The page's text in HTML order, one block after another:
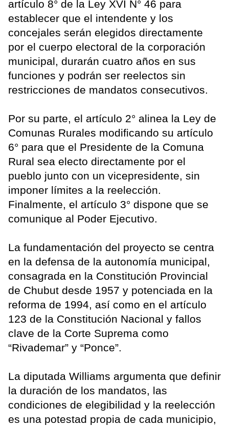
artículo 8° de la Ley XVI N° 46 para
establecer que el intendente y los
concejales serán elegidos directamente
por el cuerpo electoral de la corporación
municipal, durarán cuatro años en sus
funciones y podrán ser reelectos sin
restricciones de mandatos consecutivos.
Por su parte, el artículo 2° alinea la Ley de
Comunas Rurales modificando su artículo
6° para que el Presidente de la Comuna
Rural sea electo directamente por el
pueblo junto con un vicepresidente, sin
imponer límites a la reelección.
Finalmente, el artículo 3° dispone que se
comunique al Poder Ejecutivo.
La fundamentación del proyecto se centra
en la defensa de la autonomía municipal,
consagrada en la Constitución Provincial
de Chubut desde 1957 y potenciada en la
reforma de 1994, así como en el artículo
123 de la Constitución Nacional y fallos
clave de la Corte Suprema como
“Rivademar” y “Ponce”.
La diputada Williams argumenta que definir
la duración de los mandatos, las
condiciones de elegibilidad y la reelección
es una potestad propia de cada municipio,